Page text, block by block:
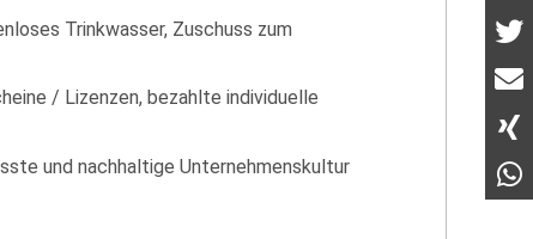
Trinkwasser, Zuschuss zum
/ Lizenzen, bezahlte individuelle
und nachhaltige Unternehmenskultur